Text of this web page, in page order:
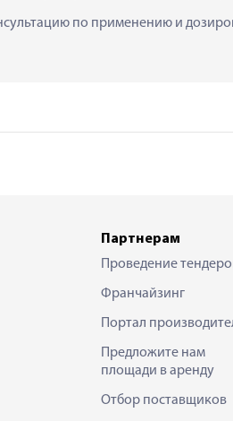
по применению и
Партнерам
Проведение
Франчайзинг
Портал
Предложите нам
площади в аренду
Отбор поставщиков